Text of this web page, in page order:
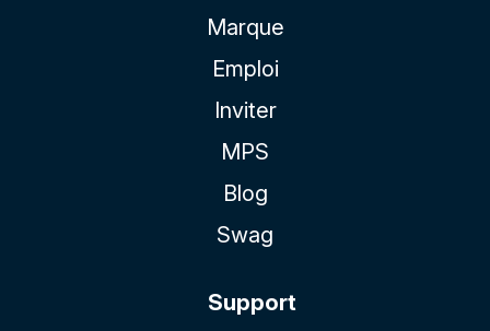
Marque
Emploi
Inviter
MPS
Blog
Swag
Support